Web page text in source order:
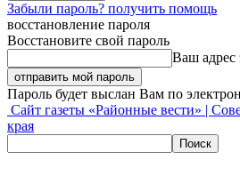
Забыли пароль? получить помощь
восстановление пароля
Восстановите свой пароль
Ваш адрес
Пароль будет выслан Вам по
Сайт газеты «Районные вести» |
края